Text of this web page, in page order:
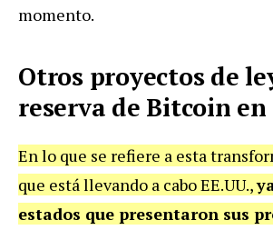
momento.
Otros proyectos de
reserva de Bitcoin en
En lo que se refiere a esta
que está llevando a cabo EE.UU.,
estados que presentaron sus